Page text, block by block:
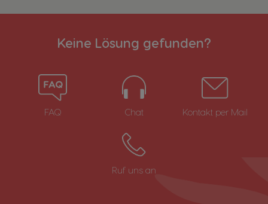
Keine Lösung gefunden?
FAQ Chat Kontakt per Mail
Ruf uns an